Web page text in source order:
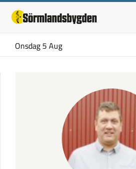
Onsdag 5 Aug